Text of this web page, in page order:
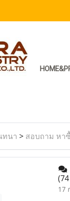
ทนา > สอบถาม หา
17